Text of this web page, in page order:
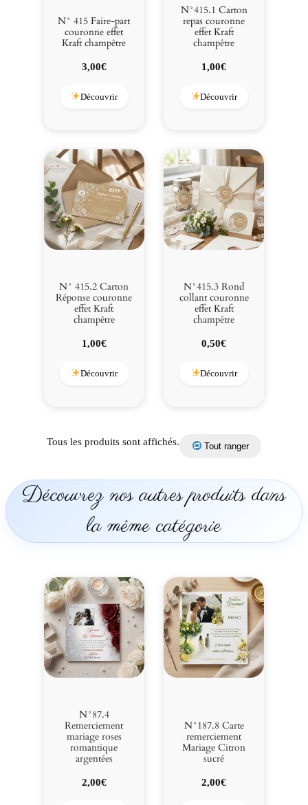
N° 415 Faire-part
couronne effet
Kraft champêtre
3,00€
Découvrir
N°415.1 Carton
repas couronne
effet Kraft
champêtre
1,00€
Découvrir
N° 415.2 Carton
Réponse couronne
effet Kraft
champêtre
1,00€
Découvrir
N°415.3 Rond
collant couronne
effet Kraft
champêtre
0,50€
Découvrir
Tous les produits sont affichés. Tout ranger
Découvrez nos autres produits dans
la même catégorie
N°87.4
Remerciement
mariage roses
romantique
argentées
2,00€
N°187.8 Carte
remerciement
Mariage Citron
sucré
2,00€